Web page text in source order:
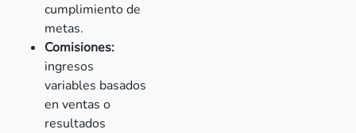
cumplimiento de
metas.
Comisiones:
ingresos
variables basados
en ventas o
resultados